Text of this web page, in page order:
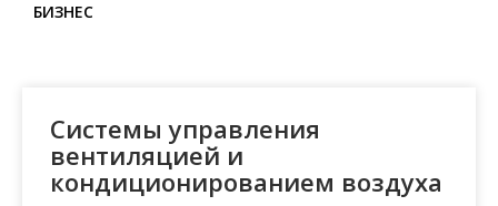
БИЗНЕС
Системы управления
вентиляцией и
кондиционированием воздуха